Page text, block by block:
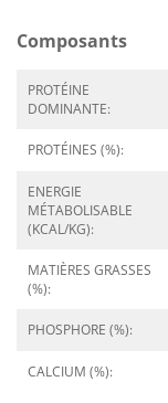
Composants
PROTÉINE
DOMINANTE:
PROTÉINES (%):
ENERGIE
MÉTABOLISABLE
(KCAL/KG):
MATIÈRES GRASSES
(%):
PHOSPHORE (%):
CALCIUM (%):